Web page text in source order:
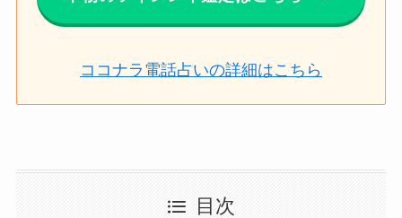
ココナラ 電話占いの詳細はこちら
目次